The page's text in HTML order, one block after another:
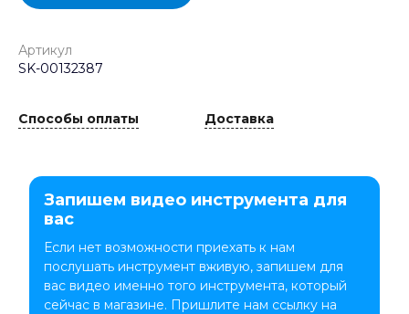
Артикул
SK-00132387
Способы оплаты Доставка
Запишем видео инструмента для
вас
Если нет возможности приехать к нам
послушать инструмент вживую, запишем для
вас видео именно того инструмента, который
сейчас в магазине. Пришлите нам ссылку на